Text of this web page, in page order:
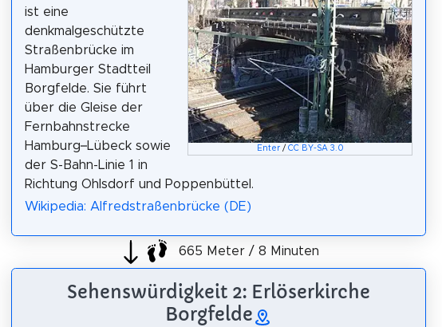
Enter/ CC BY-SA 3.0
ist eine
denkmalgeschützte
Straßenbrücke im
Hamburger Stadtteil
Borgfelde. Sie führt
über die Gleise der
Fernbahnstrecke
Hamburg–Lübeck sowie
der S-Bahn-Linie 1 in
Richtung Ohlsdorf und Poppenbüttel.
Wikipedia: Alfredstraßenbrücke (DE)
665 Meter / 8 Minuten
Sehenswürdigkeit 2: Erlöserkirche
Borgfelde